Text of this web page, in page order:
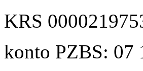
KRS
konto PZBS: 07